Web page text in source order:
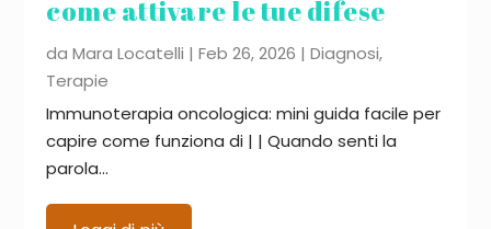
come attivare le tue difese
daMara Locatelli |Feb 26, 2026 |Diagnosi,
Terapie
Immunoterapia oncologica: mini guida facile per
capire come funziona di | | Quando senti la
parola...